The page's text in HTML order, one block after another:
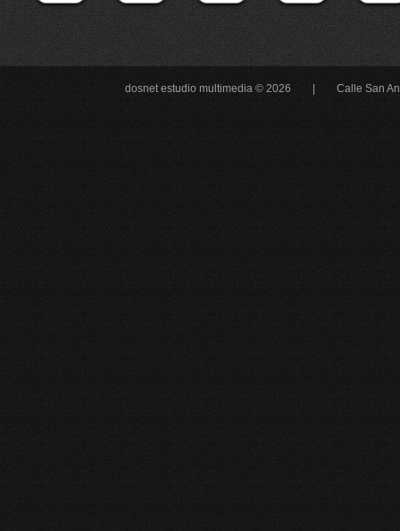
dosnet estudio multimedia © 2026 | Calle San